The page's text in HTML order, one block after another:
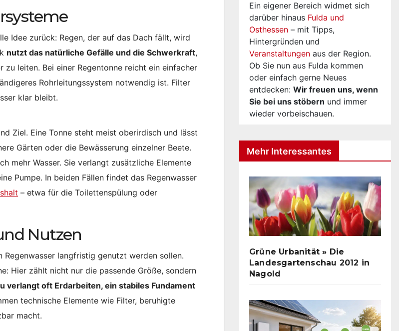
Idee zurück: Regen, der auf das Dach fällt, wird
nutzt das natürliche Gefälle und die Schwerkraft,
zu leiten. Bei einer Regentonne reicht ein einfacher
Rohrleitungssystem notwendig ist. Filter
klar bleibt.
Ziel. Eine Tonne steht meist oberirdisch und lässt
Gärten oder die Bewässerung einzelner Beete.
mehr Wasser. Sie verlangt zusätzliche Elemente
Pumpe. In beiden Fällen findet das Regenwasser
– etwa für die Toilettenspülung oder
Nutzen
langfristig genutzt werden sollen.
Hier zählt nicht nur die passende Größe, sondern
verlangt oft Erdarbeiten, ein stabiles Fundament
technische Elemente wie Filter, beruhigte
macht.
Ein eigener Bereich widmet sich
darüber hinaus Fulda und
Osthessen – mit Tipps,
Hintergründen und
Veranstaltungen aus der Region.
Ob Sie nun aus Fulda kommen
oder einfach gerne Neues
entdecken: Wir freuen uns, wenn
Sie bei uns stöbern und immer
wieder vorbeischauen.
Mehr Interessantes
Grüne Urbanität » Die
Landesgartenschau 2012 in
Nagold